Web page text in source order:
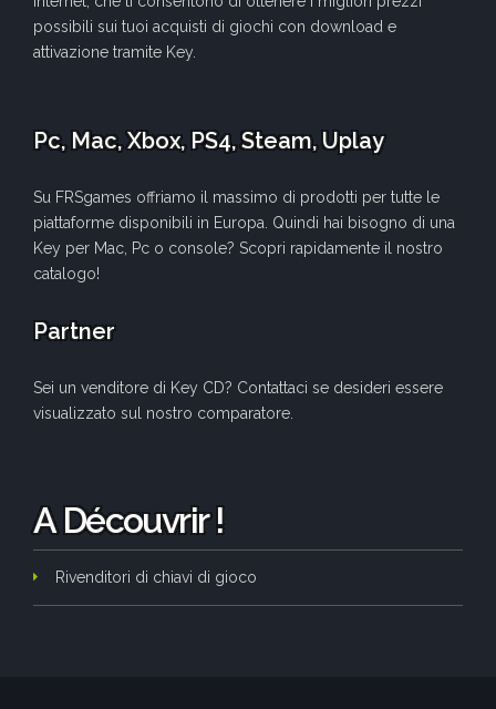
possibili sui tuoi acquisti di giochi con download e
attivazione tramite Key.
Pc, Mac, Xbox, PS4, Steam, Uplay
Su FRSgames offriamo il massimo di prodotti per tutte le
piattaforme disponibili in Europa. Quindi hai bisogno di una
Key per Mac, Pc o console? Scopri rapidamente il nostro
catalogo!
Partner
Sei un venditore di Key CD? Contattaci se desideri essere
visualizzato sul nostro comparatore.
A Découvrir !
Rivenditori di chiavi di gioco